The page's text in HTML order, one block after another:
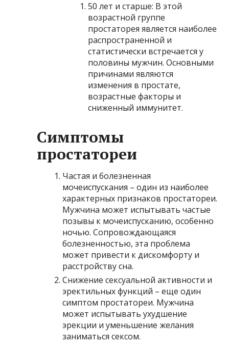
50 лет и старше: В этой
возрастной группе
простаторея является наиболее
распространенной и
статистически встречается у
половины мужчин. Основными
причинами являются
изменения в простате,
возрастные факторы и
сниженный иммунитет.
Симптомы
простатореи
Частая и болезненная
мочеиспускания – один из наиболее
характерных признаков простатореи.
Мужчина может испытывать частые
позывы к мочеиспусканию, особенно
ночью. Сопровождающаяся
болезненностью, эта проблема
может привести к дискомфорту и
расстройству сна.
Снижение сексуальной активности и
эректильных функций – еще один
симптом простатореи. Мужчина
может испытывать ухудшение
эрекции и уменьшение желания
заниматься сексом.